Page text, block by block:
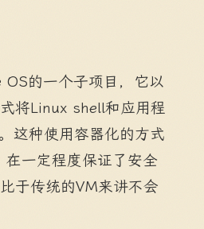
的一个子项目，它以
将Linux shell和应用程
这种使用容器化的方式
在一定程度保证了安全
于传统的VM来讲不会